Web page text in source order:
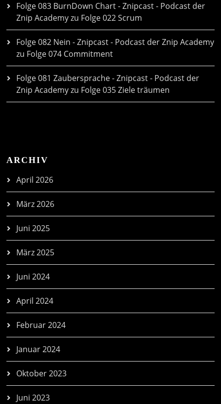
Folge 083 BurnDown Chart - Znipcast - Podcast der
Znip Academyzu Folge 022 Scrum
Folge 082 Nein - Znipcast - Podcast der Znip Academy
zu Folge 074 Commitment
Folge 081 Zaubersprache - Znipcast - Podcast der
Znip Academyzu Folge 035 Ziele träumen
ARCHIV
April 2026
März 2026
Juni 2025
März 2025
Juni 2024
April 2024
Februar 2024
Januar 2024
Oktober 2023
Juni 2023